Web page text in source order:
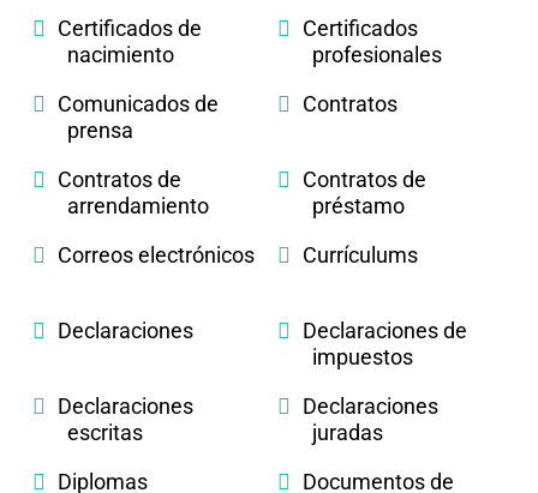
Certificados de
nacimiento
Certificados
profesionales
Comunicados de
prensa
Contratos
Contratos de
arrendamiento
Contratos de
préstamo
Correos electrónicos
Currículums
Declaraciones
Declaraciones de
impuestos
Declaraciones
escritas
Declaraciones
juradas
Diplomas
Documentos de